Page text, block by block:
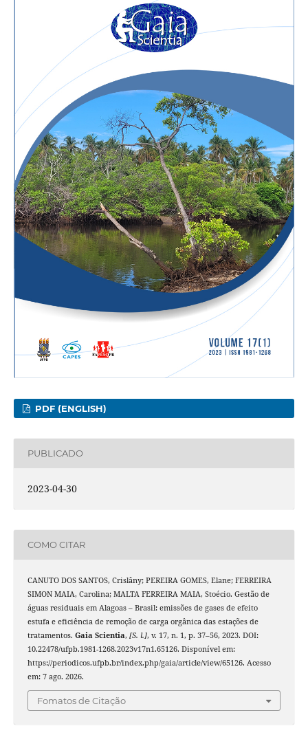
PDF (ENGLISH)
PUBLICADO
2023-04-30
COMO CITAR
CANUTO DOS SANTOS, Crislâny; PEREIRA GOMES, Elane; FERREIRA
SIMON MAIA, Carolina; MALTA FERREIRA MAIA, Stoécio. Gestão de
águas residuais em Alagoas – Brasil: emissões de gases de efeito
estufa e eficiência de remoção de carga orgânica das estações de
tratamentos. Gaia Scientia, [S. l.], v. 17, n. 1, p. 37–56, 2023. DOI:
10.22478/ufpb.1981-1268.2023v17n1.65126. Disponível em:
https://periodicos.ufpb.br/index.php/gaia/article/view/65126. Acesso
em: 7 ago. 2026.
Fomatos de Citação